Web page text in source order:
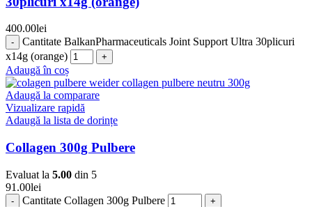
400.00lei
Cantitate BalkanPharmaceuticals Joint Support Ultra 30plicuri
x14g (orange)
Adaugă în coș
Adaugă la comparare
Vizualizare rapidă
Adaugă la lista de dorințe
Collagen 300g Pulbere
Evaluat la 5.00 din 5
91.00lei
Cantitate Collagen 300g Pulbere